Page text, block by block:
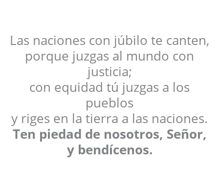
Las naciones con júbilo te canten,
porque juzgas al mundo con
justicia;
con equidad tú juzgas a los
pueblos
y riges en la tierra a las naciones.
Ten piedad de nosotros, Señor,
y bendícenos.